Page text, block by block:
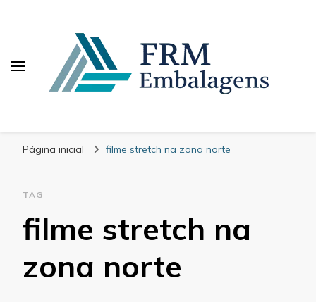
Página inicial filme stretch na zona norte
TAG
filme stretch na
zona norte